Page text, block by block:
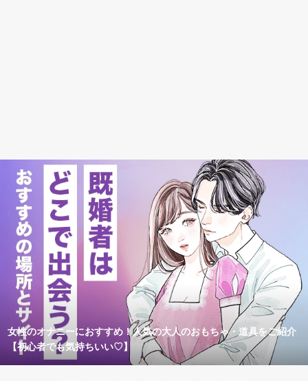
女性のオナニーにおすすめ！人気の大人のおもちゃ・道具をご紹介
【初心者でも気持ちいい♡】